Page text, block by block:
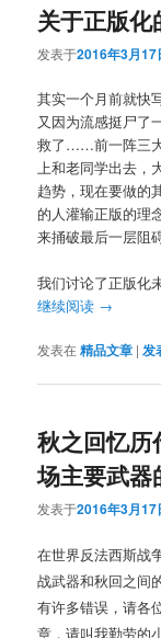
关于正版
发表于2016年3月17
其实一个月前就快
又因为流感挺尸了
救了……前一阵三
上和老同学出去，
趋势，现在要做的
的人灌输正版的理
来捅破最后一层阻碍
我们讨论了正版化
继续阅读 →
发表在精品文章 |发
秋之回忆历
场主要武器
发表于2016年3月17
在世界反法西斯战
战武器和秋回之间
有许多错误，请各
章，请叫我勤劳的